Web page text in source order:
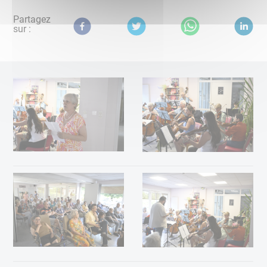
Partagez
sur :